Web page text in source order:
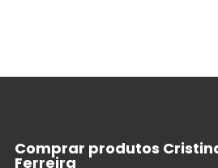
Comprar produtos
Ferreira